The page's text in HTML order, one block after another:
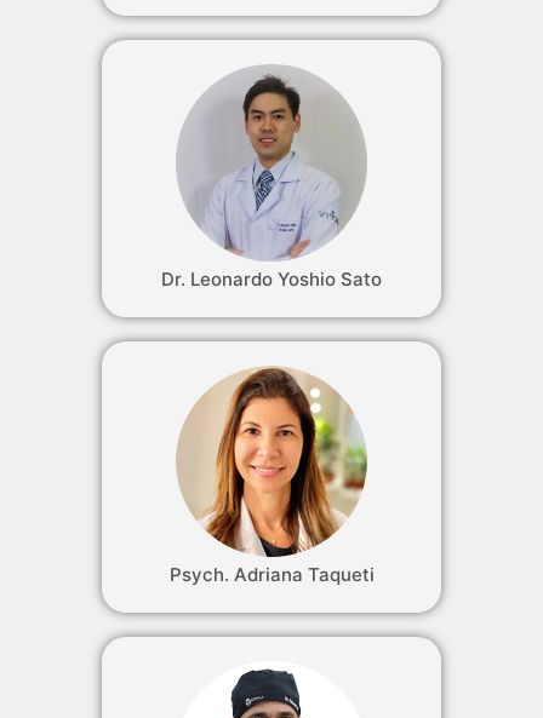
Dr. Leonardo Yoshio Sato
Psych. Adriana Taqueti